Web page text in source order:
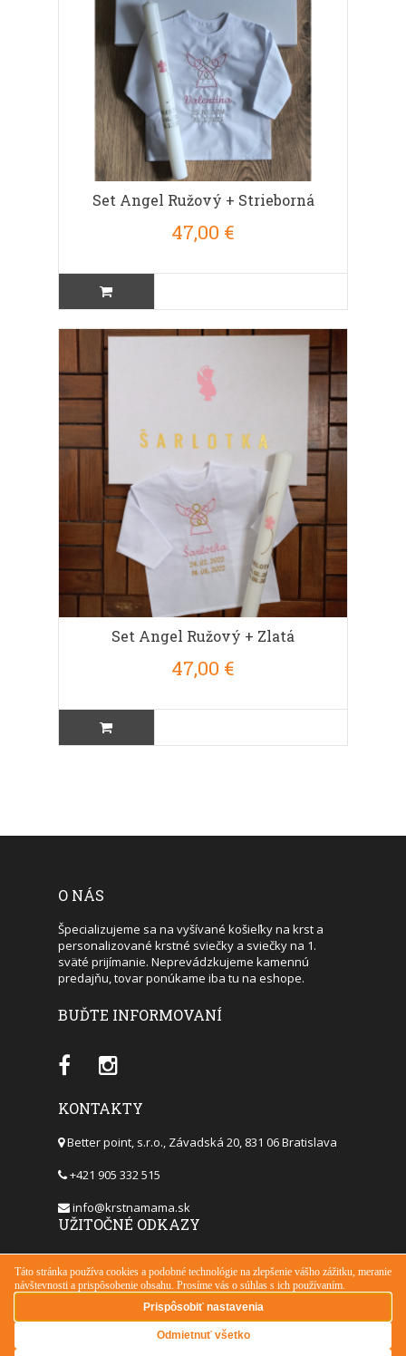
Set Angel Ružový + Strieborná
47,00 €
Set Angel Ružový + Zlatá
47,00 €
O NÁS
Špecializujeme sa na vyšívané košieľky na krst a
personalizované krstné sviečky a sviečky na 1.
sväté prijímanie. Neprevádzkujeme kamennú
predajňu, tovar ponúkame iba tu na eshope.
BUĎTE INFORMOVANÍ
KONTAKTY
Better point, s.r.o., Závadská 20, 831 06 Bratislava
+421 905 332 515
info@krstnamama.sk
UŽITOČNÉ ODKAZY
DODACIA LEHOTA
DOPRAVA A PLATBA
OBCHODNÉ PODMIENKY